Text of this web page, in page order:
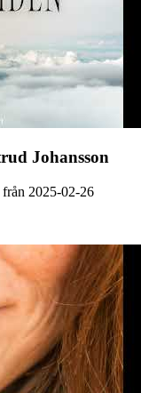
Johansson
2025-02-26